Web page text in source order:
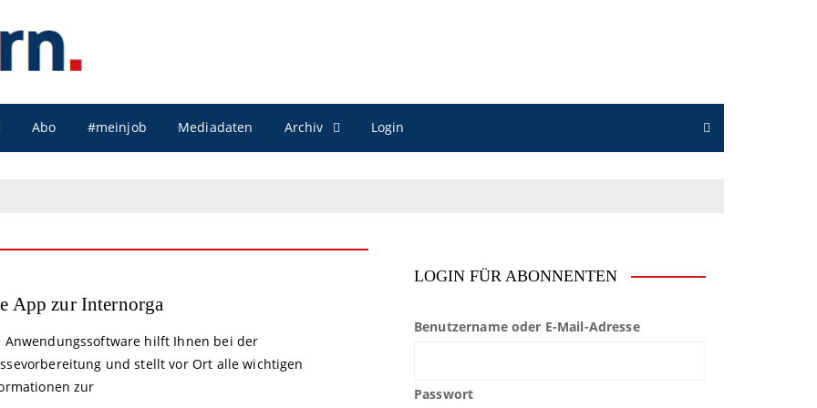
Abo #meinjob Mediadaten Archiv Login
App zur Internorga
Anwendungssoftware hilft Ihnen bei der
und stellt vor Ort alle wichtigen
zur
LOGIN FÜR ABONNENTEN
Benutzername oder E-Mail-Adresse
Passwort